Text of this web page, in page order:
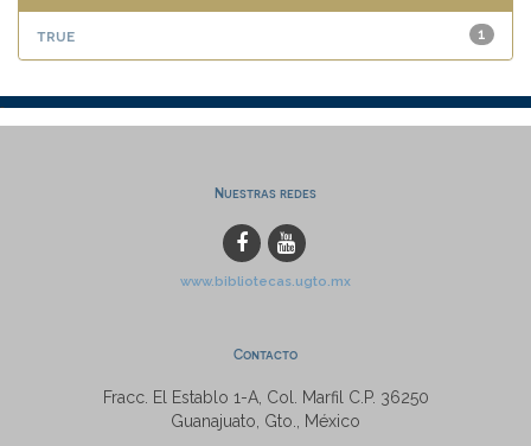
1
true
Nuestras redes
www.bibliotecas.ugto.mx
Contacto
Fracc. El Establo 1-A, Col. Marfil C.P. 36250
Guanajuato, Gto., México